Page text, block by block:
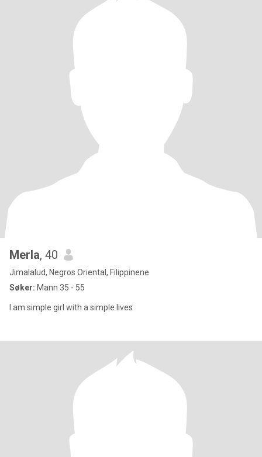
Merla, 40
Jimalalud, Negros Oriental, Filippinene
Søker: Mann 35 - 55
I am simple girl with a simple lives